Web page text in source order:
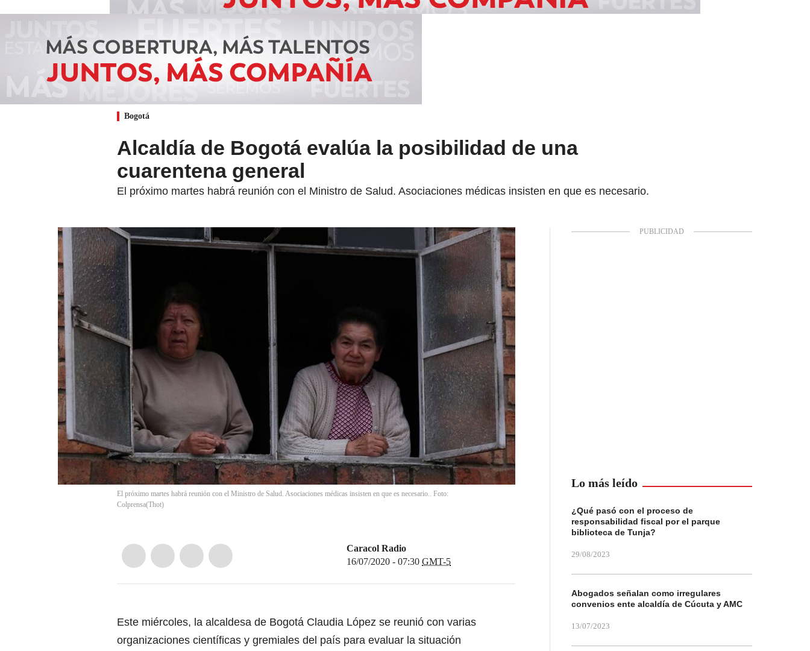
Bogotá
Alcaldía de Bogotá evalúa la posibilidad de una
cuarentena general
El próximo martes habrá reunión con el Ministro de Salud. Asociaciones médicas insisten en que es necesario.
El próximo martes habrá reunión con el Ministro de Salud. Asociaciones médicas insisten en que es necesario.. Foto:
Colprensa(Thot)
Caracol Radio
16/07/2020 - 07:30 GMT-5
Este miércoles, la alcaldesa de Bogotá Claudia López se reunió con varias
organizaciones científicas y gremiales del país para evaluar la situación
Lo más leído
¿Qué pasó con el proceso de
responsabilidad fiscal por el parque
biblioteca de Tunja?
29/08/2023
Abogados señalan como irregulares
convenios ente alcaldía de Cúcuta y AMC
13/07/2023